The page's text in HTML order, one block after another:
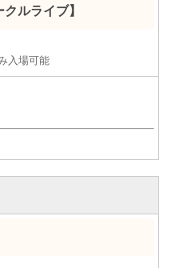
クルライブ】
入場可能